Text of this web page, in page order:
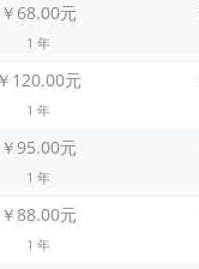
￥68.00元
1 年
￥120.00元
1 年
￥95.00元
1 年
￥88.00元
1 年